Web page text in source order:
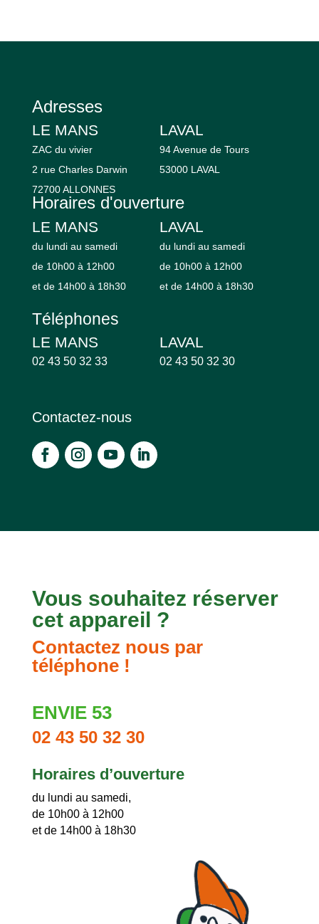
Adresses
LE MANS
ZAC du vivier
2 rue Charles Darwin
72700 ALLONNES
LAVAL
94 Avenue de Tours
53000 LAVAL
Horaires d'ouverture
LE MANS
du lundi au samedi
de 10h00 à 12h00
et de 14h00 à 18h30
LAVAL
du lundi au samedi
de 10h00 à 12h00
et de 14h00 à 18h30
Téléphones
LE MANS
02 43 50 32 33
LAVAL
02 43 50 32 30
Contactez-nous
Vous souhaitez réserver
cet appareil ?
Contactez nous par
téléphone !
ENVIE 53
02 43 50 32 30
Horaires d’ouverture
du lundi au samedi,
de 10h00 à 12h00
et de 14h00 à 18h30